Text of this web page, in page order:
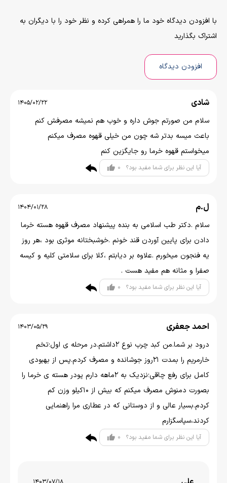
با افزودن دیدگاه خود ما را همراهی کرده و نظر خود را با دیگران به
اشتراک بگذارید
افزودن دیدگاه
شادی 1405/02/22
سلام من صورتم جوش داره و خوب هم نمیشه مصرفش کنم
باعث میسه بدتر شه چون من خیلی قهوه مصرف میکنم
میخواستم قهوه خرما رو جایگزین کنم
آیا این نظر برای شما مفید بود؟ 0
ل.م 1404/01/28
سلام .دکتر طب اسلامی به بنده پیشنهاد مصرف قهوه هسته خرما
دادن برای پایین آوردن قند خونم .خوشبختانه موثری بود ،هر روز
یه فنجون میخورم .علاوه بر دیابتم ،کلا برای سلامتی کلیه و کیسه
صفرا و مثانه هم مفید هست .
آیا این نظر برای شما مفید بود؟ 0
احمد جعفری 1403/05/29
درود بر شما.من کبد چرب نوع 2داشتم.در مرحله ی اول؛تخم
خارمریم را بمدت 21روز جوشانده و مصرف کردم.پس از بهبودی
کامل برای رفع چاقی؛نزدیک به 2ماهه دارم پودر هسته ی خرما را
بصورت دمنوش مصرف میکنم که بیش از 10کیلو وزن کم
کردم.بسیار عالی و از دوستانی که در عطاری مرا راهنمایی
کردند،سپاسگزارم
آیا این نظر برای شما مفید بود؟ 0